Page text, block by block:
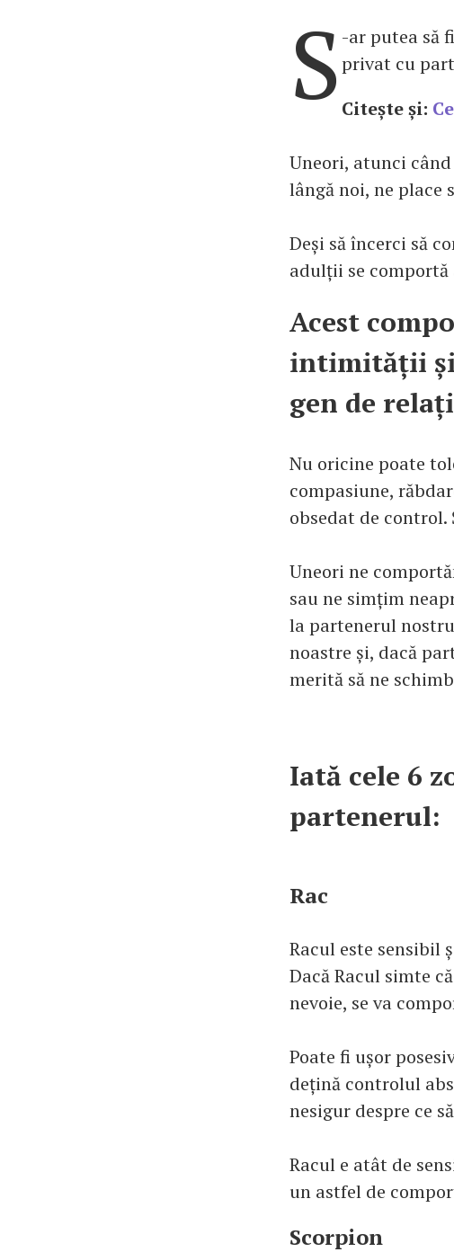
S -ar putea să
privat cu
Citește și:
Uneori, atunci
lângă noi, ne place
Deși să încerci să
adulții se
Acest
intimității și
gen de
Nu oricine poate
compasiune,
obsedat de
Uneori ne
sau ne simțim
la partenerul
noastre și, dacă
merită să ne
Iată cele 6
partenerul:
Rac
Racul este sensibil
Dacă Racul simte
nevoie, se va
Poate fi ușor
dețină controlul
nesigur despre ce
Racul e atât de
un astfel de
Scorpion